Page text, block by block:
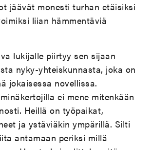
jäävät monesti turhan etäisiksi
liian hämmentäviä
lukijalle piirtyy sen sijaan
nyky-yhteiskunnasta, joka on
jokaisessa novellissa.
minäkertojilla ei mene mitenkään
Heillä on työpaikat,
ja ystäviäkin ympärillä. Silti
antamaan periksi millä